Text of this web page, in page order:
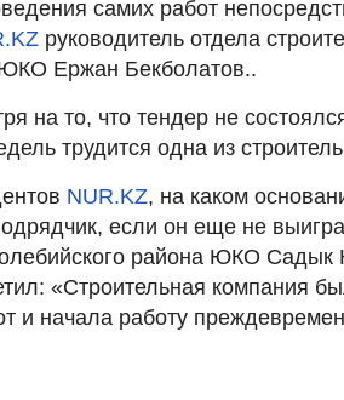
самих работ
руководитель отдела
Ержан Бекболатов..
на то, что тендер не
трудится одна из
NUR.KZ, на каком
если он еще не
района ЮКО Садык
«Строительная компания
и начала работу